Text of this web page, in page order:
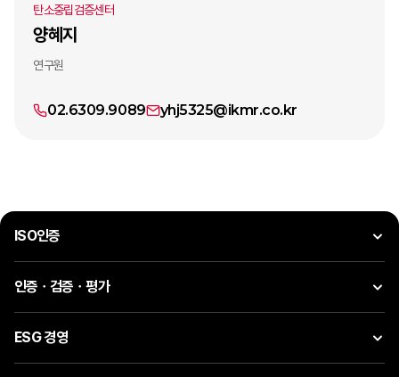
탄소중립검증센터
양혜지
연구원
02.6309.9089 yhj5325@ikmr.co.kr
ISO인증
인증ㆍ검증ㆍ평가
ESG 경영